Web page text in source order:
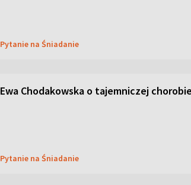
Pytanie na Śniadanie
Ewa Chodakowska o tajemniczej
Pytanie na Śniadanie